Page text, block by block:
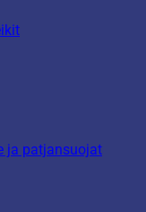
ja patjansuojat